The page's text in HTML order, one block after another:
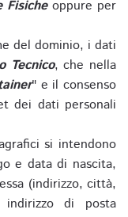
Fisicheoppure per
del dominio, i dati
Tecnico, che nella
" e il consenso
dei dati personali
si intendono
e data di nascita,
(indirizzo, città,
di posta